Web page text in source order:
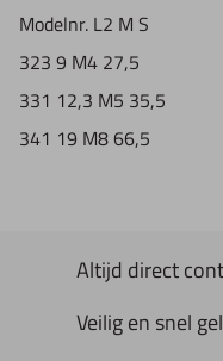
Modelnr. L2 M S
323 9 M4 27,5
331 12,3 M5 35,5
341 19 M866,5
Altijd direct
Veilig en snel